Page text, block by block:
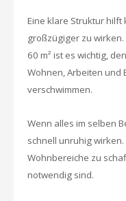
Eine klare Struktur
großzügiger zu
60 m² ist es wichtig,
Wohnen, Arbeiten und
verschwimmen.
Wenn alles im selben
schnell unruhig
Wohnbereiche zu
notwendig sind.